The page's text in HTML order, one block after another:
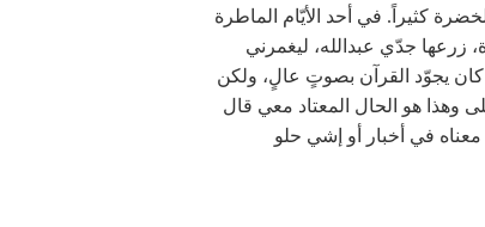
كثيراً. في أحد الأيّام الماطرة
جدّي عبدالله، ليغمرني
يجوّد القرآن بصوتٍ عالٍ، ولكن
هو الحال المعتاد معي قال
في أخبار أو إشي حلو